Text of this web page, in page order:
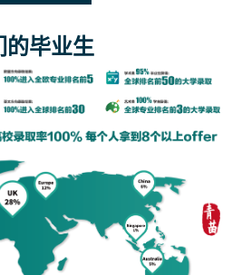
的毕业生